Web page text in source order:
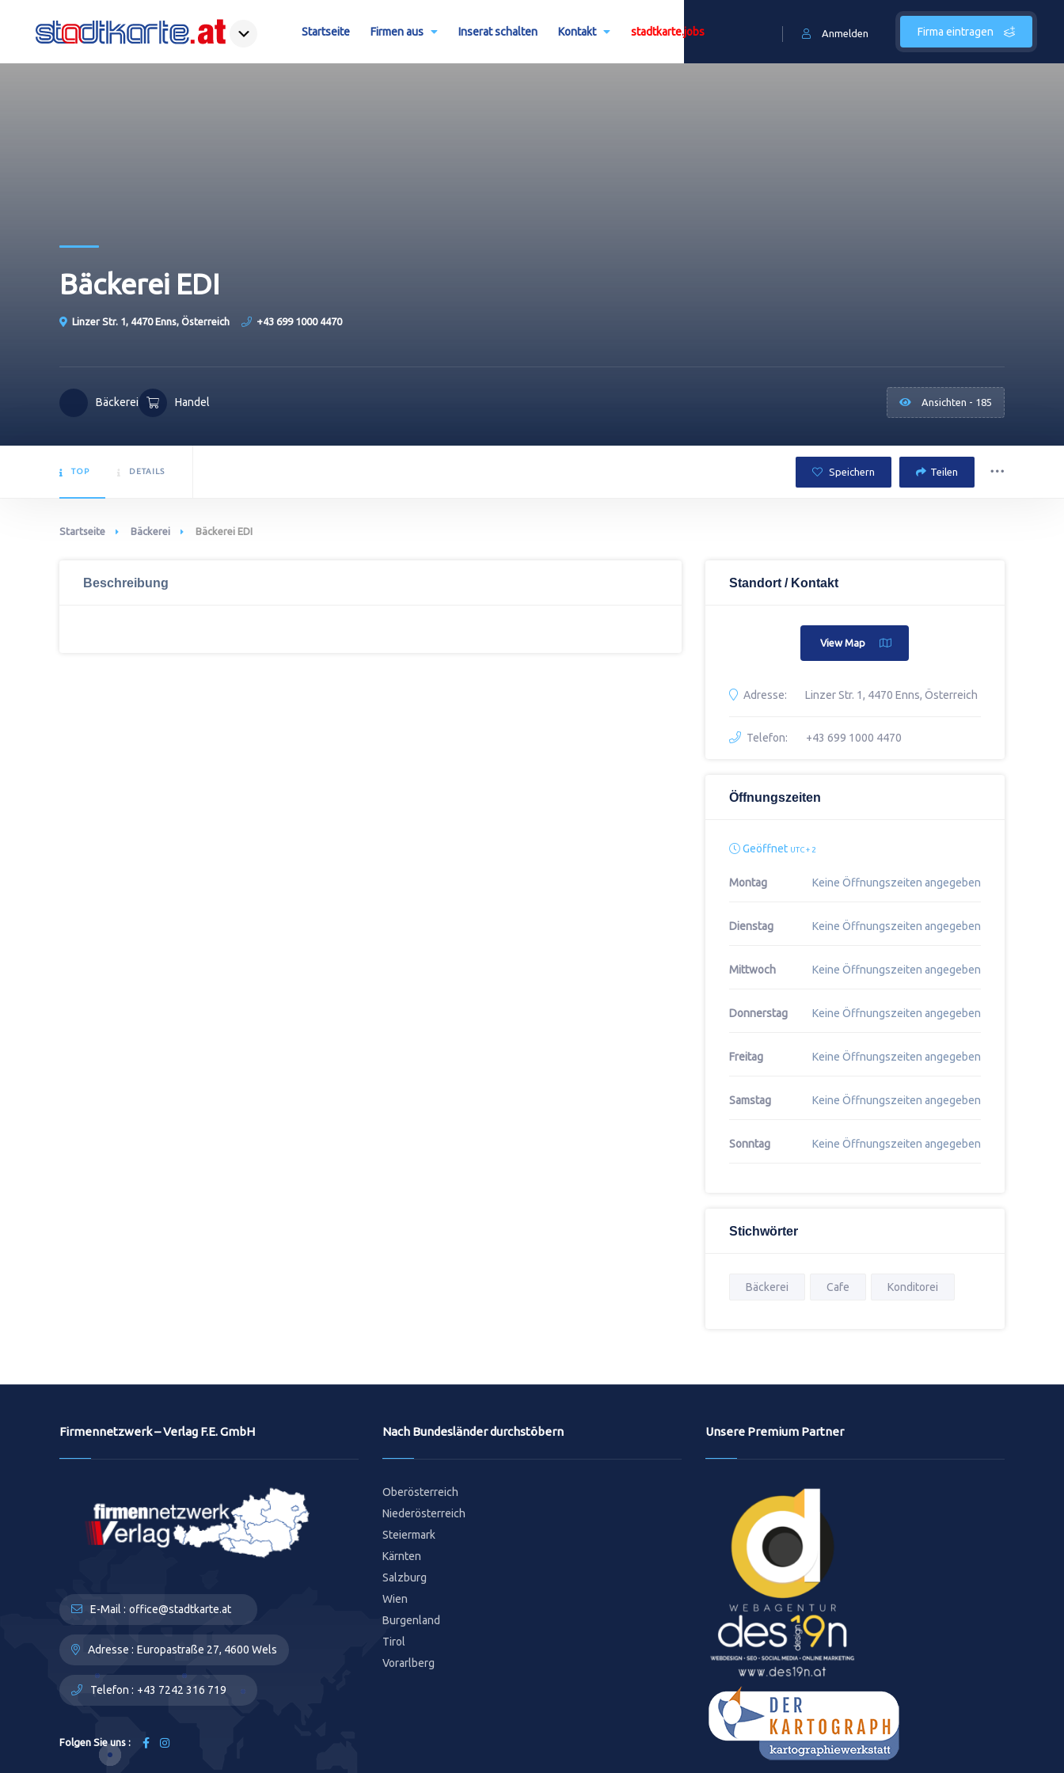
Firma eintragen
Anmelden
Startseite Firmen aus Inserat schalten Kontakt stadtkarte.jobs
Bäckerei EDI
Linzer Str. 1, 4470 Enns, Österreich +43 699 1000 4470
Bäckerei Handel Ansichten - 185
TOP DETAILS Speichern Teilen
Startseite Bäckerei Bäckerei EDI
Beschreibung Standort / Kontakt
View Map
Adresse: Linzer Str. 1, 4470 Enns, Österreich
Telefon: +43 699 1000 4470
Öffnungszeiten
Geöffnet UTC + 2
Montag Keine Öffnungszeiten angegeben
Dienstag Keine Öffnungszeiten angegeben
Mittwoch Keine Öffnungszeiten angegeben
Donnerstag Keine Öffnungszeiten angegeben
Freitag Keine Öffnungszeiten angegeben
Samstag Keine Öffnungszeiten angegeben
Sonntag Keine Öffnungszeiten angegeben
Stichwörter
Bäckerei Cafe Konditorei
Firmennetzwerk – Verlag F.E. GmbH
E-Mail : office@stadtkarte.at
Adresse : Europastraße 27, 4600 Wels
Telefon : +43 7242 316 719
Folgen Sie uns :
Nach Bundesländer durchstöbern
Oberösterreich
Niederösterreich
Steiermark
Kärnten
Salzburg
Wien
Burgenland
Tirol
Vorarlberg
Unsere Premium Partner